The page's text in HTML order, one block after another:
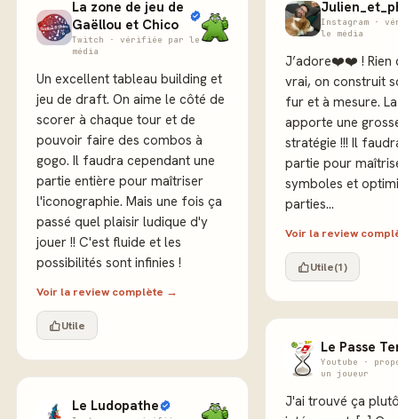
La zone de jeu de
Gaëllou et Chico
Twitch · vérifiée par le
média
Un excellent tableau building et
jeu de draft. On aime le côté de
scorer à chaque tour et de
pouvoir faire des combos à
gogo. Il faudra cependant une
partie entière pour maîtriser
l'iconographie. Mais une fois ça
passé quel plaisir ludique d'y
jouer !! C'est fluide et les
possibilités sont infinies !
Voir la review complète →
Utile
Le Ludopathe
Instagram ·
le média
J’adore❤️❤️ ! Rien
vrai, on construit
fur et à mesure.
apporte une
stratégie !!! Il
partie pour
symboles et
parties...
Voir la review
Utile(1)
Le Passe
Youtube ·
un joueur
J'ai trouvé ça